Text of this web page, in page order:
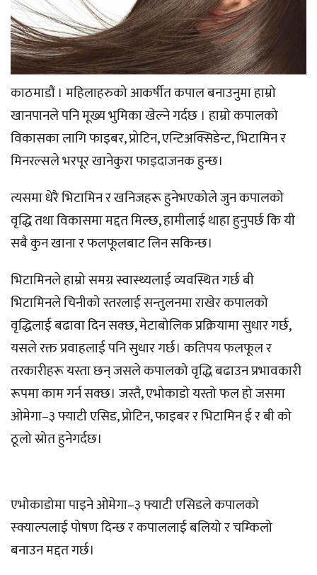
काठमाडौं । महिलाहरुको आकर्षीत कपाल बनाउनुमा हाम्रो
खानपानले पनि मूख्य भुमिका खेल्ने गर्दछ । हाम्रो कपालको
विकासका लागि फाइबर, प्रोटिन, एन्टिअक्सिडेन्ट, भिटामिन र
मिनरल्सले भरपूर खानेकुरा फाइदाजनक हुन्छ।
त्यसमा धेरै भिटामिन र खनिजहरू हुनेभएकोले जुन कपालको
वृद्धि तथा विकासमा मद्दत मिल्छ, हामीलाई थाहा हुनुपर्छ कि यी
सबै कुन खाना र फलफूलबाट लिन सकिन्छ।
भिटामिनले हाम्रो समग्र स्वास्थ्यलाई व्यवस्थित गर्छ बी
भिटामिनले चिनीको स्तरलाई सन्तुलनमा राखेर कपालको
वृद्धिलाई बढावा दिन सक्छ, मेटाबोलिक प्रक्रियामा सुधार गर्छ,
यसले रक्त प्रवाहलाई पनि सुधार गर्छ। कतिपय फलफूल र
तरकारीहरू यस्ता छन् जसले कपालको वृद्धि बढाउन प्रभावकारी
रूपमा काम गर्न सक्छ। जस्तै, एभोकाडो यस्तो फल हो जसमा
ओमेगा–३ फ्याटी एसिड, प्रोटिन, फाइबर र भिटामिन ई र बी को
ठूलो स्रोत हुनेगर्दछ।
एभोकाडोमा पाइने ओमेगा–३ फ्याटी एसिडले कपालको
स्क्याल्पलाई पोषण दिन्छ र कपाललाई बलियो र चम्किलो
बनाउन मद्दत गर्छ।